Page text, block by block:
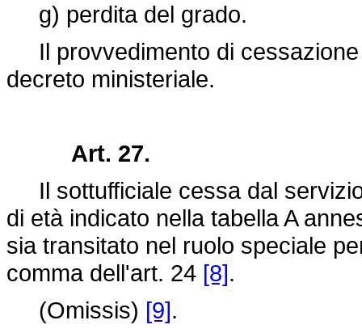
g) perdita del grado.
Il provvedimento di cessazione
decreto ministeriale.
Art. 27.
Il sottufficiale cessa dal
di età indicato nella tabella A
sia transitato nel ruolo speciale
comma dell'art. 24 [8].
(Omissis) [9].